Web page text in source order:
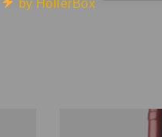
by HollerBox